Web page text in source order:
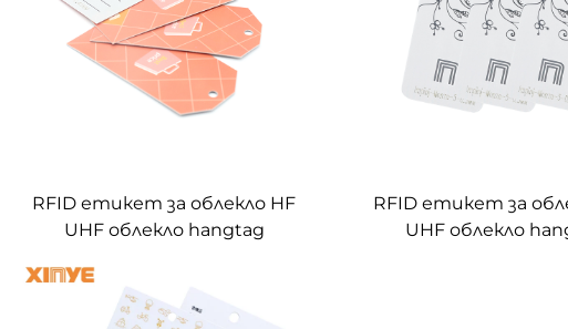
RFID етикет за облекло HF
UHF облекло hangtag
етикети за управление на
облекло
RFID етикет за
UHF облекло